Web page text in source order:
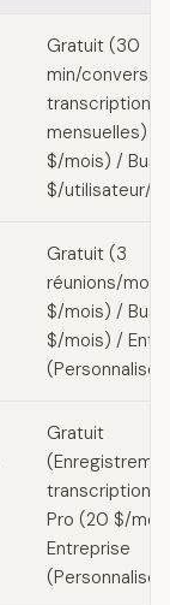
Gratuit (30
min/
transcriptions
mensuelles) /
$/mois) /
$/utilisateur/
Gratuit (3
réunions/
$/mois) /
$/mois) /
(Personnalisé)
Gratuit
transcriptions
Pro (20 $/
Entreprise
(Personnalisé)